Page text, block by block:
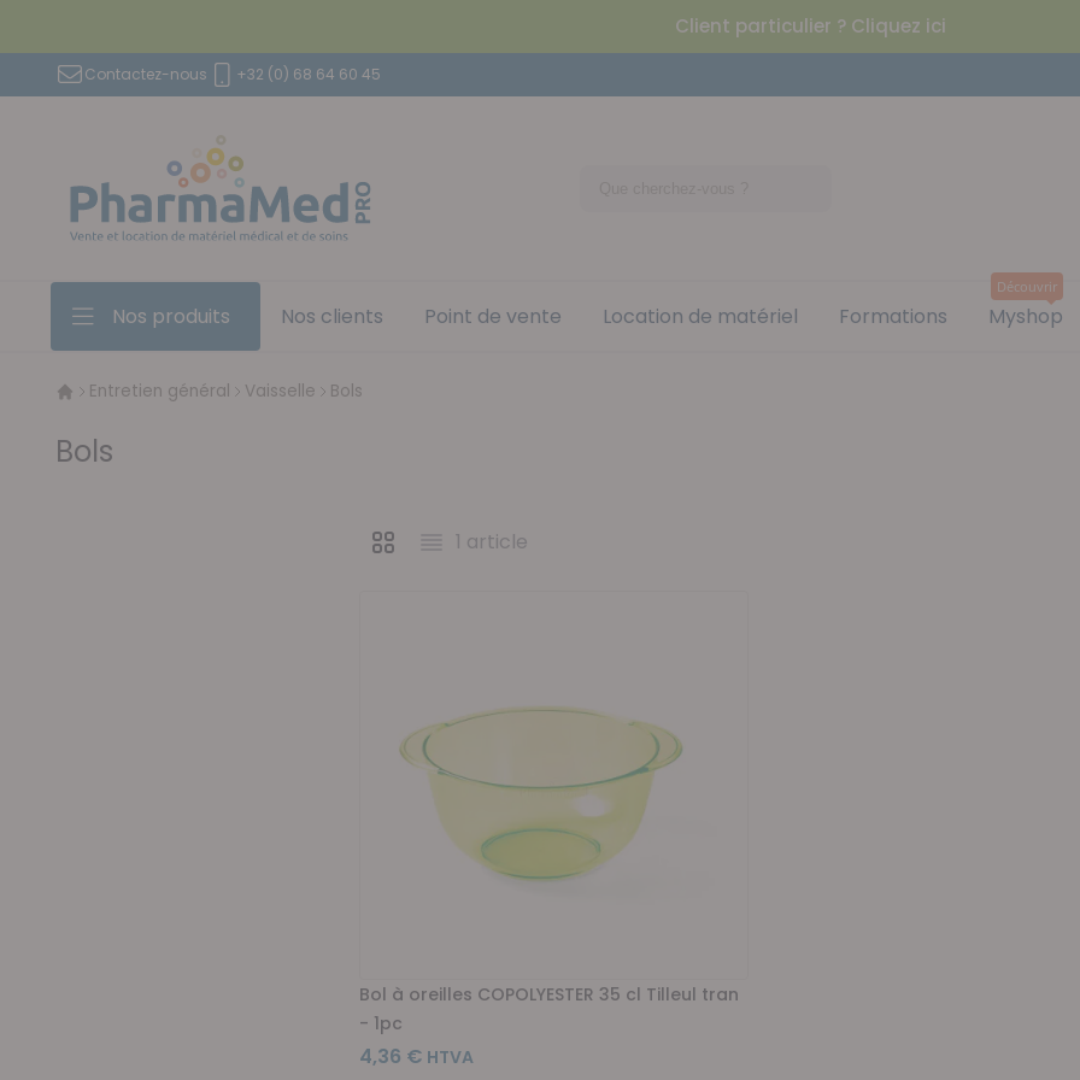
Client particulier ? Cliquez ici
Aller au contenu
Contactez-nous +32 (0) 68 64 60 45
Nos produits Nos clients Point de vente Location de matériel Formations Myshop
Découvrir
Entretien général Vaisselle Bols
Bols
Afficher en1 article
Bol à oreilles COPOLYESTER 35 cl Tilleul tran
- 1pc
4,36 €